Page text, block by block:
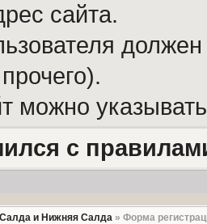
сайта.
можно
с
и Нижняя Салда» Форма